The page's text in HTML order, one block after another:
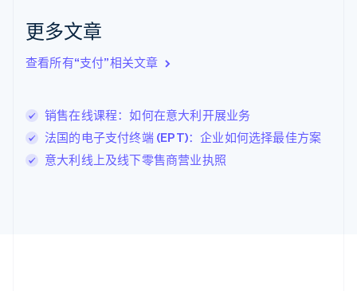
更多文章
查看所有“支付”相关文章
销售在线课程：如何在意大利开展业务
法国的电子支付终端 (EPT)：企业如何选择最佳方案
意大利线上及线下零售商营业执照
English
English
卢森堡
罗马尼亚
English